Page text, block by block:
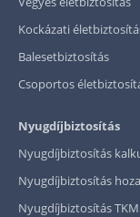
Kockázati
Balesetbiztosítás
Csoportos
Nyugdíjbiztosítás
Nyugdíjbiztosítás
Nyugdíjbiztosítás
Nyugdíjbiztosítás